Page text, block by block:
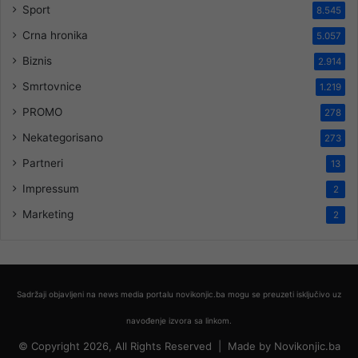
Sport 8.545
Crna hronika 5.057
Biznis 2.914
Smrtovnice 1.219
PROMO 278
Nekategorisano 273
Partneri 13
Impressum 2
Marketing 2
Sadržaji objavljeni na news media portalu novikonjic.ba mogu se preuzeti isključivo uz
navođenje izvora sa linkom.
© Copyright 2026, All Rights Reserved | Made by Novikonjic.ba